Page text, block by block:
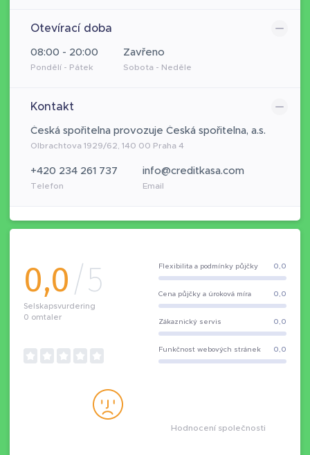
Otevírací doba
08:00 - 20:00
Pondělí - Pátek
Zavřeno
Sobota - Neděle
Kontakt
Česká spořitelna provozuje Česká spořitelna, a.s.
Olbrachtova 1929/62, 140 00 Praha 4
+420 234 261 737
Telefon
info@creditkasa.com
Email
0,0/5
Selskapsvurdering
0 omtaler
Flexibilita a podmínky půjčky 0,0
Cena půjčky a úroková míra 0,0
Zákaznický servis 0,0
Funkčnost webových stránek 0,0
Hodnocení společnosti